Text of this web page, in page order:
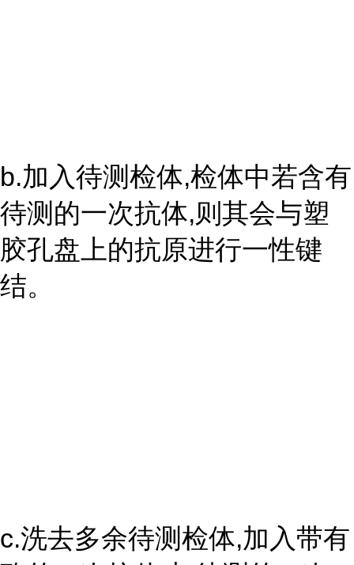
b.加入待测检体,检体中若含有
待测的一次抗体,则其会与塑
胶孔盘上的抗原进行一性键
结。
c.洗去多余待测检体,加入带有